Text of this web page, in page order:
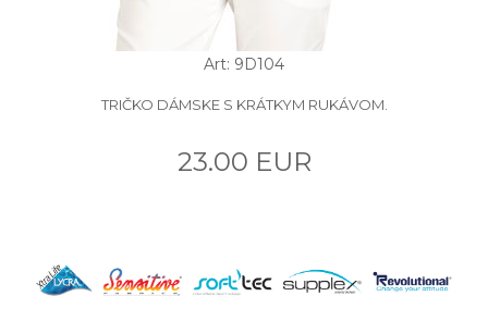
Art: 9D104
TRIČKO DÁMSKE S KRÁTKYM RUKÁVOM.
23.00 EUR